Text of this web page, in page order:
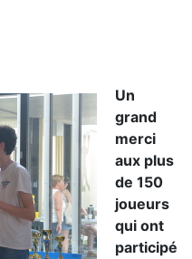
Un
grand
merci
aux plus
de 150
joueurs
qui ont
participé